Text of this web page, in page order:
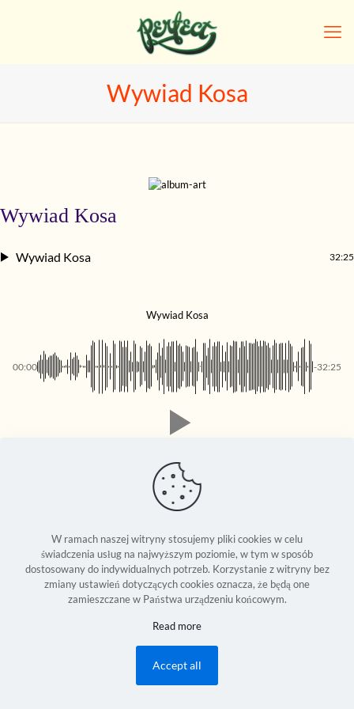
Wywiad Kosa
Wywiad Kosa
Wywiad Kosa 32:25
Wywiad Kosa
00:00 -32:25
Seweryn Reszka © 1994-2026 | Copyright Reserved World Wide |
W ramach naszej witryny stosujemy pliki cookies w celu
świadczenia usług na najwyższym poziomie, w tym w sposób
dostosowany do indywidualnych potrzeb. Korzystanie z witryny bez
zmiany ustawień dotyczących cookies oznacza, że będą one
zamieszczane w Państwa urządzeniu końcowym.
Read more
Accept all